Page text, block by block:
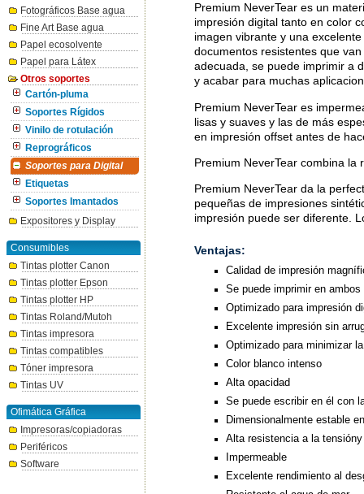
Fotográficos Base agua
Fine Art Base agua
Papel ecosolvente
Papel para Látex
Otros soportes
Cartón-pluma
Soportes Rígidos
Vinilo de rotulación
Reprográficos
Soportes para Digital
Etiquetas
Soportes Imantados
Expositores y Display
Consumibles
Tintas plotter Canon
Tintas plotter Epson
Tintas plotter HP
Tintas Roland/Mutoh
Tintas impresora
Tintas compatibles
Tóner impresora
Tintas UV
Ofimática Gráfica
Impresoras/copiadoras
Periféricos
Software
Premium NeverTear es un
impresión digital tanto en color
imagen vibrante y una
documentos resistentes que
adecuada, se puede imprimir a
y acabar para muchas
Premium NeverTear es
lisas y suaves y las de más
en impresión offset antes de
Premium NeverTear combina
Premium NeverTear da la
pequeñas de impresiones
impresión puede ser diferente.
Ventajas:
Calidad de impresión
Se puede imprimir en ambos
Optimizado para impresión
Excelente impresión sin
Optimizado para minimizar
Color blanco intenso
Alta opacidad
Se puede escribir en él con
Dimensionalmente estable
Alta resistencia a la tensióny
Impermeable
Excelente rendimiento al